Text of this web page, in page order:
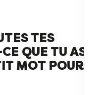
TES
QUE TU AS
MOT POUR